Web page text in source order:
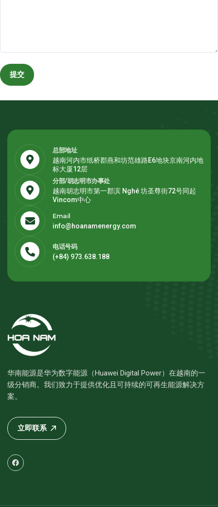
总部地址
越南河内市纸桥郡燕和坊范雄路E6地块京南河内地
标大厦12层
分部/胡志明市办事处
越南胡志明市第一郡滨 Nghé 坊圣尊街72号同起
Vincom中心
Email
info@hoanamenergy.com
电话号码
(+84) 973.638.188
华南能源是华为数字能源（Huawei Digital Power）在越南的一
级分销商。我们致力于提供优化且可持续的可再生能源解决方
案。
立即联系